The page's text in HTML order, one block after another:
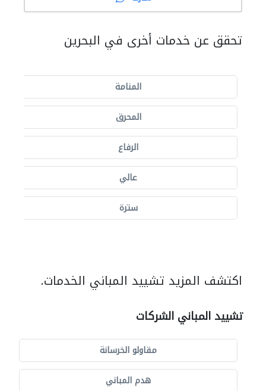
تحقق عن خدمات أخرى في البحرين
المنامة
المحرق
الرفاع
عالي
سترة
اكتشف المزيد تشييد المباني الخدمات.
تشييد المباني الشركات
مقاولو الخرسانة
هدم المباني